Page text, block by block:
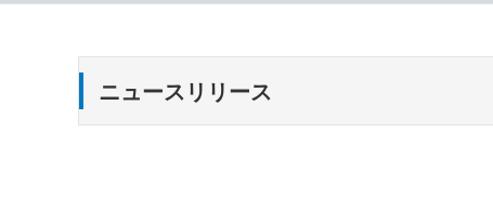
ニュースリリース